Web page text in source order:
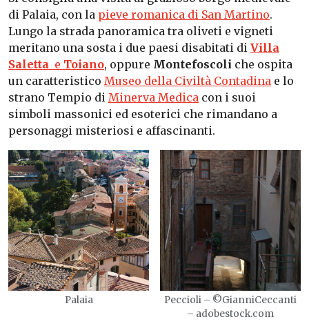
di Palaia, con la pieve romanica di San Martino.
Lungo la strada panoramica tra oliveti e vigneti
meritano una sosta i due paesi disabitati di Villa
Saletta e Toiano, oppure Montefoscoli che ospita
un caratteristico Museo della Civiltà Contadina e lo
strano Tempio di Minerva Medica con i suoi
simboli massonici ed esoterici che rimandano a
personaggi misteriosi e affascinanti.
Palaia
Peccioli – ©GianniCeccanti
– adobestock.com